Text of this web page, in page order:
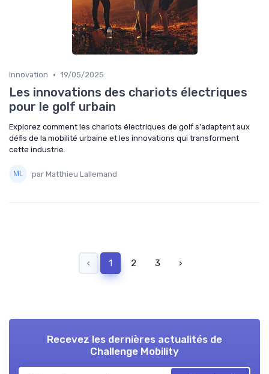
Innovation • 19/05/2025
Les innovations des chariots électriques
pour le golf urbain
Explorez comment les chariots électriques de golf s'adaptent aux
défis de la mobilité urbaine et les innovations qui transforment
cette industrie.
par Matthieu Lallemand
‹ 1 2 3 ›
Recevez les dernières actualités de
Challenge Mobility